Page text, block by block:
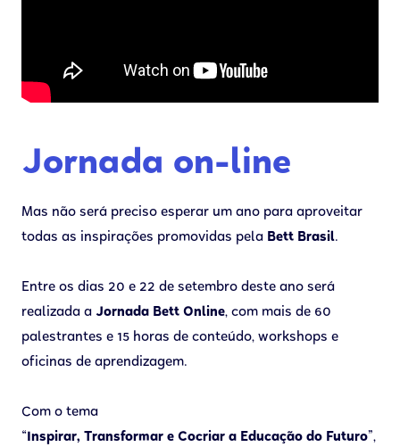
Jornada on-line
Mas não será preciso esperar um ano para aproveitar
todas as inspirações promovidas pela Bett Brasil.
Entre os dias 20 e 22 de setembro deste ano será
realizada a Jornada Bett Online, com mais de 60
palestrantes e 15 horas de conteúdo, workshops e
oficinas de aprendizagem.
Com o tema
“Inspirar, Transformar e Cocriar a Educação do Futuro”,